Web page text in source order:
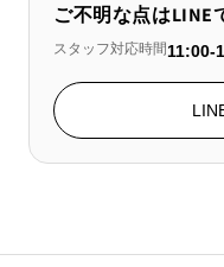
ご不明な点はLINE
スタッフ対応時間11:00-